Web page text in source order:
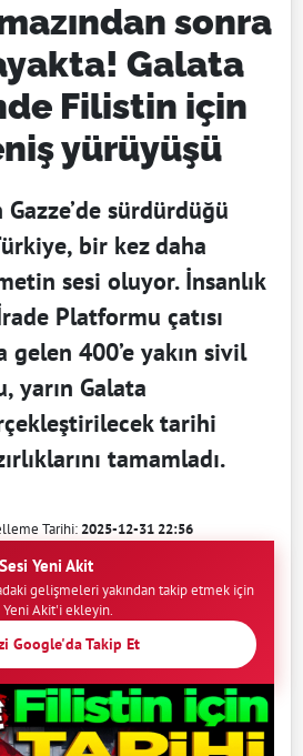
sonra
Galata
Filistin için
yürüyüşü
sürdürdüğü
bir kez daha
sesi oluyor. İnsanlık
Platformu çatısı
gelen 400’e yakın sivil
yarın Galata
tarihi
tamamladı.
Tarihi:2025-12-31 22:56
Yeni Akit
gelişmeleri yakından takip etmek için
Akit'i ekleyin.
Google'da Takip Et